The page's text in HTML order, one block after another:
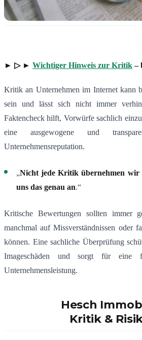
► ▷ ► Wichtiger Hinweis zur Kritik–
Kritik an Unternehmen im Internet kann
sein und lässt sich nicht immer
Faktencheck hilft, Vorwürfe sachlich
eine ausgewogene und
Unternehmensreputation.
„Nicht jede Kritik übernehmen wir
uns das genau an.“
Kritische Bewertungen sollten immer
manchmal auf Missverständnissen oder
können. Eine sachliche Überprüfung
Imageschäden und sorgt für eine
Unternehmensleistung.
Hesch
Kritik &